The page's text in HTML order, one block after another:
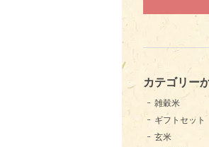
カテゴリー
雑穀米
ギフトセット
玄米